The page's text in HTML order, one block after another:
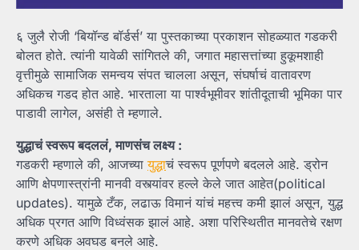
६ जुलै रोजी ‘बियॉन्ड बॉर्डर्स’ या पुस्तकाच्या प्रकाशन सोहळ्यात गडकरी
बोलत होते. त्यांनी यावेळी सांगितले की, जगात महासत्तांच्या हुकूमशाही
वृत्तीमुळे सामाजिक समन्वय संपत चालला असून, संघर्षाचं वातावरण
अधिकच गडद होत आहे. भारताला या पार्श्वभूमीवर शांतीदूताची भूमिका पार
पाडावी लागेल, असंही ते म्हणाले.
युद्धाचं स्वरूप बदललं, माणसंच लक्ष्य :
गडकरी म्हणाले की, आजच्यायुद्धाचं स्वरूप पूर्णपणे बदलले आहे. ड्रोन
आणि क्षेपणास्त्रांनी मानवी वस्त्यांवर हल्ले केले जात आहेत(political
updates). यामुळे टँक, लढाऊ विमानं यांचं महत्त्व कमी झालं असून, युद्ध
अधिक प्रगत आणि विध्वंसक झालं आहे. अशा परिस्थितीत मानवतेचे रक्षण
करणे अधिक अवघड बनले आहे.